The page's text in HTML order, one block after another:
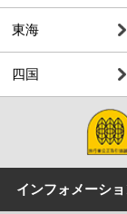
東海
四国
インフォメーシ